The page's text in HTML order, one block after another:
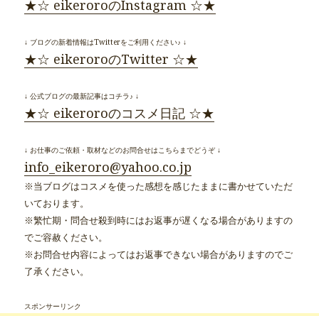
★☆ eikeroroのInstagram ☆★
↓ ブログの新着情報はTwitterをご利用ください♪ ↓
★☆ eikeroroのTwitter ☆★
↓ 公式ブログの最新記事はコチラ♪ ↓
★☆ eikeroroのコスメ日記 ☆★
↓ お仕事のご依頼・取材などのお問合せはこちらまでどうぞ ↓
info_eikeroro@yahoo.co.jp
※当ブログはコスメを使った感想を感じたままに書かせていただ
いております。
※繁忙期・問合せ殺到時にはお返事が遅くなる場合がありますの
でご容赦ください。
※お問合せ内容によってはお返事できない場合がありますのでご
了承ください。
スポンサーリンク